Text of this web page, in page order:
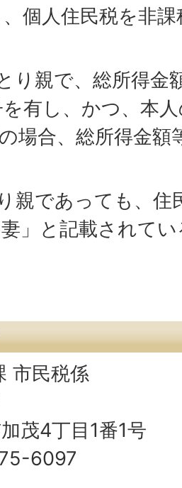
個人住民税を非
り親で、総所得金
有し、かつ、本
場合、総所得金額
親であっても、住
」と記載されて
市民税係
茂4丁目1番1号
6097